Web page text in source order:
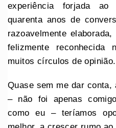
experiência forjada
quarenta anos de
razoavelmente
felizmente
muitos círculos de opinião.
Quase sem me dar conta,
– não foi apenas
como eu – teríamos